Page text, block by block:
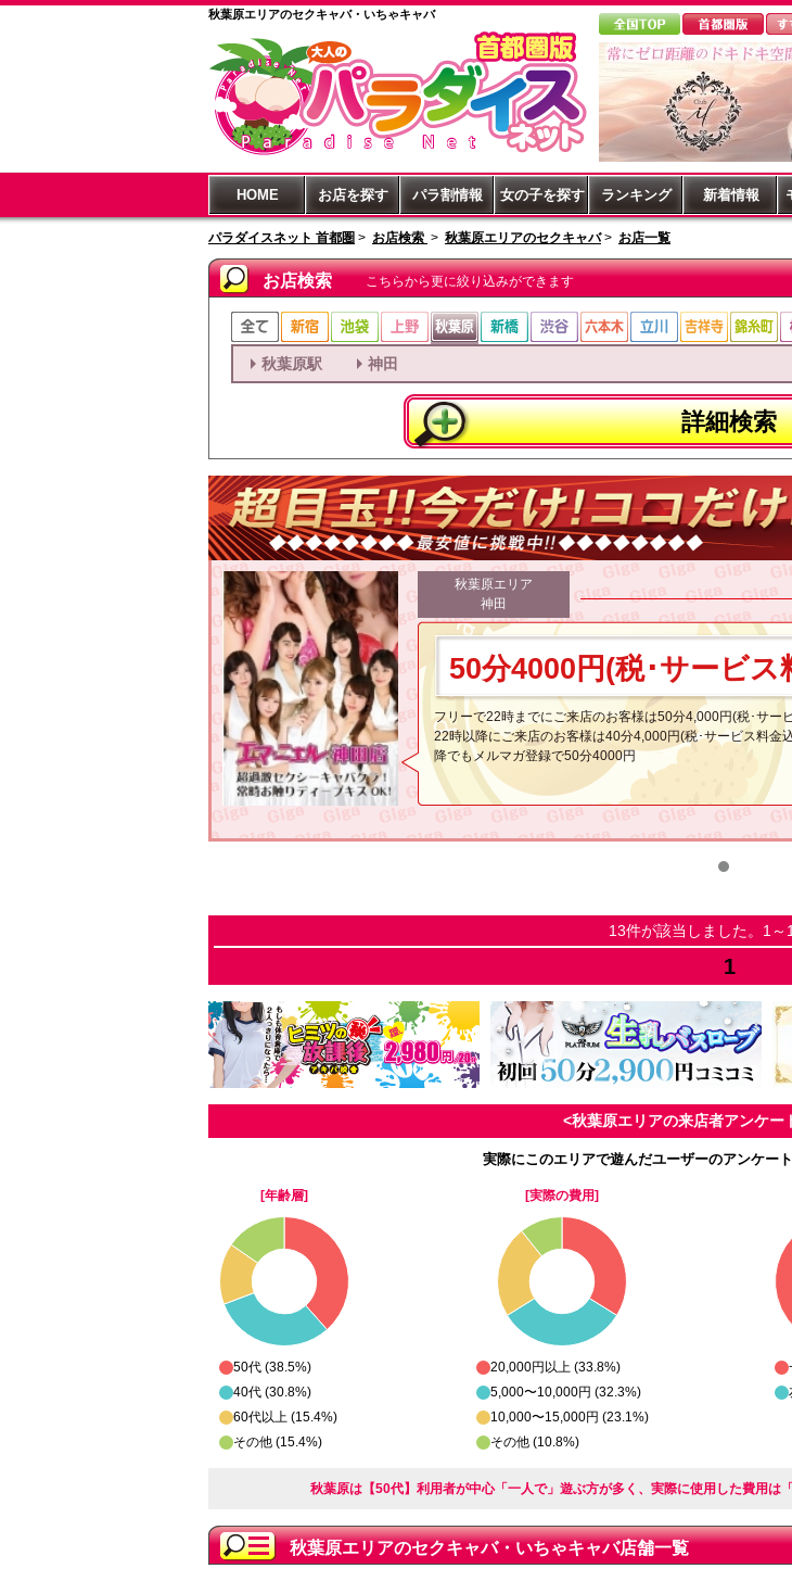
秋葉原エリアのセクキャバ・いちゃキャバ
HOME お店を探す パラ割情報 女の子を探す ランキング 新着情報
パラダイスネット 首都圏 > お店検索 > 秋葉原エリアのセクキャバ> お店一覧
お店検索 こちらから更に絞り込みができます
秋葉原駅 神田
詳細検索
秋葉原エリア
神田
50分4000円(税･サービス
フリーで22時までにご来店のお客様は50分4,000円(税･サー
22時以降にご来店のお客様は40分4,000円(税･サービス料金
降でもメルマガ登録で50分4000円
13件が該当しました。1～
1
<秋葉原エリアの来店者アンケー
実際にこのエリアで遊んだユーザーのアンケー
[年齢層]
50代 (38.5%)
40代 (30.8%)
60代以上 (15.4%)
その他 (15.4%)
[実際の費用]
20,000円以上 (33.8%)
5,000〜10,000円 (32.3%)
10,000〜15,000円 (23.1%)
その他 (10.8%)
秋葉原は【50代】利用者が中心「一人で」遊ぶ方が多く、実際に使用した費用
秋葉原エリアのセクキャバ・いちゃキャバ店舗一覧